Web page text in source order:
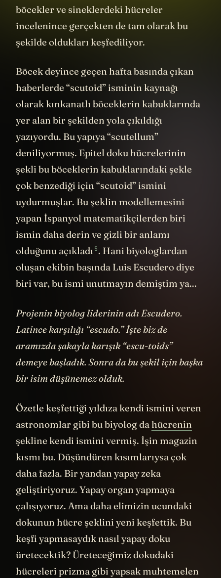
böcekler ve sineklerdeki hücreler
incelenince gerçekten de tam olarak bu
şekilde oldukları keşfediliyor.
Böcek deyince geçen hafta basında çıkan
haberlerde “scutoid” isminin kaynağı
olarak kınkanatlı böceklerin kabuklarında
yer alan bir şekilden yola çıkıldığı
yazıyordu. Bu yapıya “scutellum”
deniliyormuş. Epitel doku hücrelerinin
şekli bu böceklerin kabuklarındaki şekle
çok benzediği için “scutoid” ismini
uydurmuşlar. Bu şeklin modellemesini
yapan İspanyol matematikçilerden biri
ismin daha derin ve gizli bir anlamı
olduğunu açıkladı 5. Hani biyologlardan
oluşan ekibin başında Luis Escudero diye
biri var, bu ismi unutmayın demiştim ya...
Projenin biyolog liderinin adı Escudero.
Latince karşılığı “escudo.” İşte biz de
aramızda şakayla karışık “escu-toids”
demeye başladık. Sonra da bu şekil için başka
bir isim düşünemez olduk.
Özetle keşfettiği yıldıza kendi ismini veren
astronomlar gibi bu biyolog da hücrenin
şekline kendi ismini vermiş. İşin magazin
kısmı bu. Düşündüren kısımlarıysa çok
daha fazla. Bir yandan yapay zeka
geliştiriyoruz. Yapay organ yapmaya
çalışıyoruz. Ama daha elimizin ucundaki
dokunun hücre şeklini yeni keşfettik. Bu
keşfi yapmasaydık nasıl yapay doku
üretecektik? Üreteceğimiz dokudaki
hücreleri prizma gibi yapsak muhtemelen